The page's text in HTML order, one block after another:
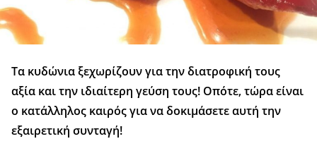
Τα κυδώνια ξεχωρίζουν για την διατροφική τους
αξία και την ιδιαίτερη γεύση τους! Οπότε, τώρα είναι
ο κατάλληλος καιρός για να δοκιμάσετε αυτή την
εξαιρετική συνταγή!